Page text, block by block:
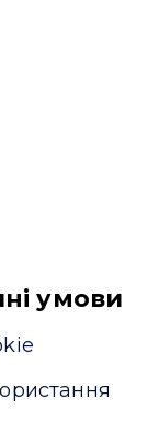
умови